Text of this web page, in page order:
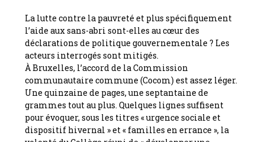
La lutte contre la pauvreté et plus spécifiquement
l’aide aux sans-abri sont-elles au cœur des
déclarations de politique gouvernementale ? Les
acteurs interrogés sont mitigés.
À Bruxelles, l’accord de la Commission
communautaire commune (Cocom) est assez léger.
Une quinzaine de pages, une septantaine de
grammes tout au plus. Quelques lignes suffisent
pour évoquer, sous les titres « urgence sociale et
dispositif hivernal » et « familles en errance », la